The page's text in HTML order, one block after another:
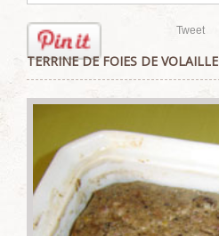
voter
Tweet
TERRINE DE FOIES DE VOLAILLE